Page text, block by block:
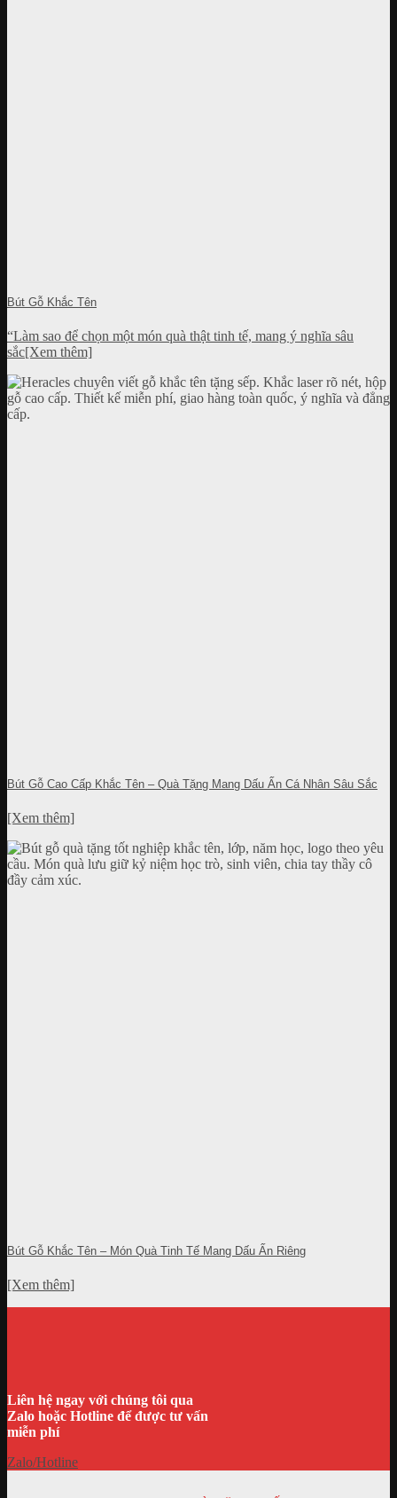
Bút Gỗ Khắc Tên
“Làm sao để chọn một món quà thật tinh tế, mang ý nghĩa sâu
sắc[Xem thêm]
Bút Gỗ Cao Cấp Khắc Tên – Quà Tặng Mang Dấu Ấn Cá Nhân Sâu Sắc
[Xem thêm]
Bút Gỗ Khắc Tên – Món Quà Tinh Tế Mang Dấu Ấn Riêng
[Xem thêm]
Liên hệ ngay với chúng tôi qua
Zalo hoặc Hotline để được tư vấn
miễn phí
Zalo/Hotline